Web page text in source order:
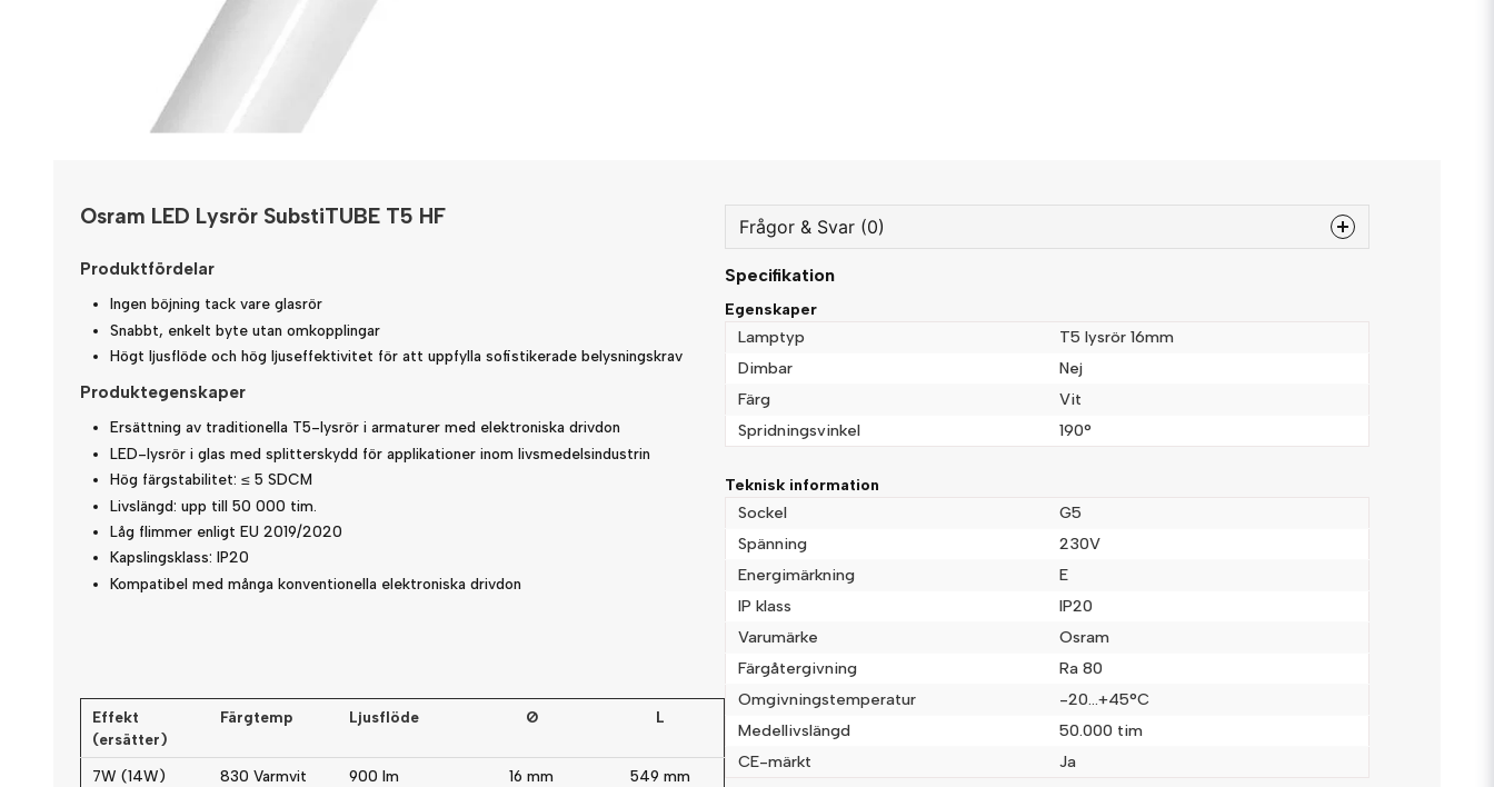
Osram LED Lysrör SubstiTUBE T5 HF
Produktfördelar
Ingen böjning tack vare glasrör
Snabbt, enkelt byte utan omkopplingar
Högt ljusflöde och hög ljuseffektivitet för att uppfylla sofistikerade belysningskrav
Produktegenskaper
Ersättning av traditionella T5-lysrör i armaturer med elektroniska drivdon
LED-lysrör i glas med splitterskydd för applikationer inom livsmedelsindustrin
Hög färgstabilitet: ≤ 5 SDCM
Livslängd: upp till 50 000 tim.
Låg flimmer enligt EU 2019/2020
Kapslingsklass: IP20
Kompatibel med många konventionella elektroniska drivdon
Effekt
(ersätter)
Färgtemp Ljusflöde Ø L
7W (14W) 830 Varmvit 900 lm 16 mm 549 mm
Frågor & Svar (0)
question
name email
Mejladress
Specifikation
Egenskaper
Lamptyp
T5 lysrör 16mm
Dimbar
Nej
Färg
Vit
Spridningsvinkel
190°
Teknisk information
Sockel
G5
Spänning
230V
Energimärkning
E
IP klass
IP20
Varumärke
Osram
Färgåtergivning
Ra 80
Omgivningstemperatur
-20…+45°C
Medellivslängd
50.000 tim
CE-märkt
Ja